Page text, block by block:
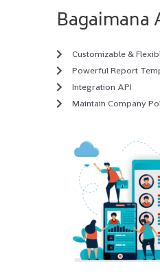
Customizable &
Powerful Report
Integration API
Maintain Company